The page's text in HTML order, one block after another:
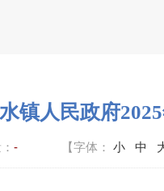
镇人民政府
- 【字体： 小 中